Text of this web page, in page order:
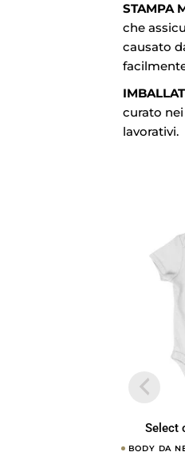
STAMPA
che
causato
curato
lavorativi.
Select
BODY DA